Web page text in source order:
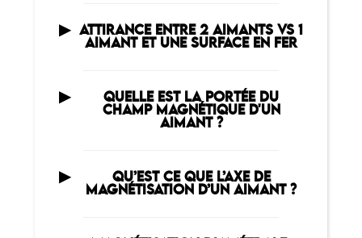
ATTIRANCE ENTRE 2 AIMANTS VS 1
AIMANT ET UNE SURFACE EN FER
QUELLE EST LA PORTÉE DU
CHAMP MAGNÉTIQUE D'UN
AIMANT ?
QU’EST CE QUE L’AXE DE
MAGNÉTISATION D’UN AIMANT ?